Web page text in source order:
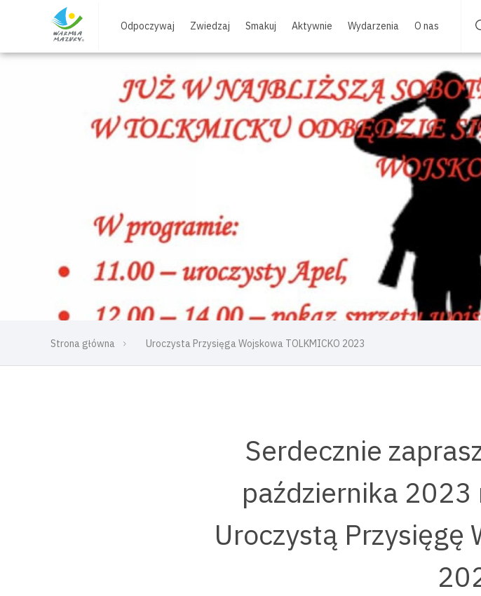
Odpoczywaj Zwiedzaj Smakuj Aktywnie Wydarzenia O nas
Strona główna Uroczysta Przysięga Wojskowa TOLKMICKO 2023
Serdecznie
października 2023
Uroczystą Przysięgę